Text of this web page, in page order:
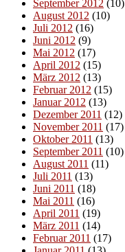
September 2012 (10)
August 2012 (10)
Juli 2012 (16)
Juni 2012 (9)
Mai 2012 (17)
April 2012 (15)
März 2012 (13)
Februar 2012 (15)
Januar 2012 (13)
Dezember 2011 (12)
November 2011 (17)
Oktober 2011 (13)
September 2011 (10)
August 2011 (11)
Juli 2011 (13)
Juni 2011 (18)
Mai 2011 (16)
April 2011 (19)
März 2011 (14)
Februar 2011 (17)